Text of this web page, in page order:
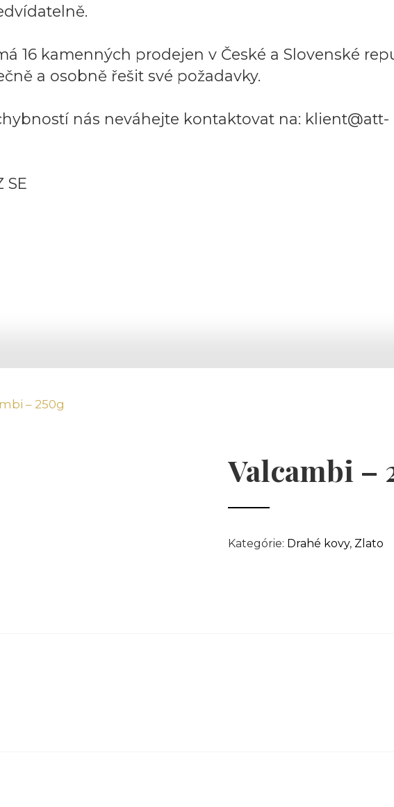
16 kamenných prodejen v České a Slovenské
a osobně řešit své požadavky.
nás neváhejte kontaktovat na: klient@att-
SE
– 250g
Valcambi –
Kategórie: Drahé kovy, Zlato